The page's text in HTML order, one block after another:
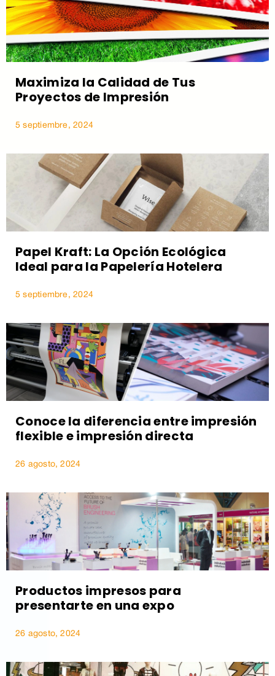
Maximiza la Calidad de Tus
Proyectos de Impresión
5 septiembre, 2024
Papel Kraft: La Opción Ecológica
Ideal para la Papelería Hotelera
5 septiembre, 2024
Conoce la diferencia entre impresión
flexible e impresión directa
26 agosto, 2024
Productos impresos para
presentarte en una expo
26 agosto, 2024